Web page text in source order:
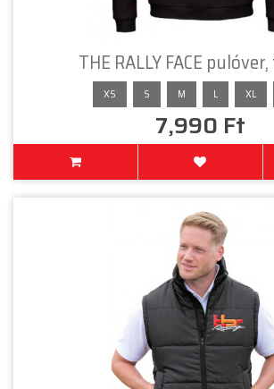
THE RALLY FACE
XS S M L XL
7,990 Ft